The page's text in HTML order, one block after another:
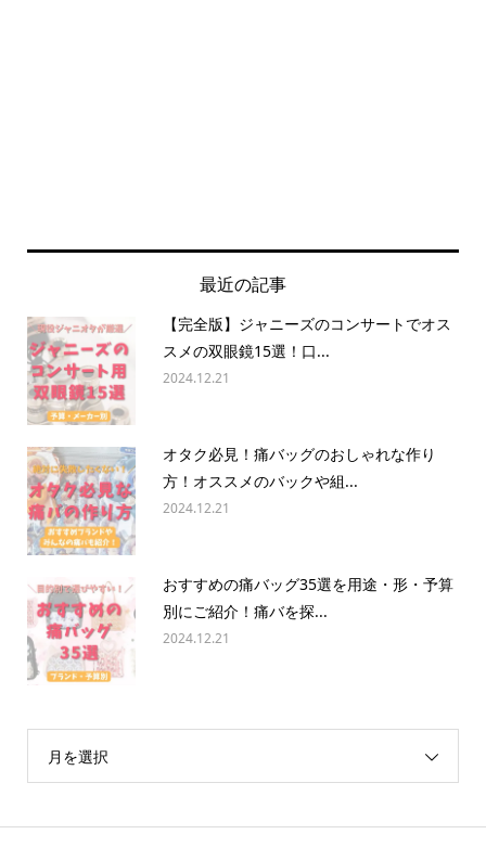
最近の記事
【完全版】ジャニーズのコンサートでオス
スメの双眼鏡15選！口...
2024.12.21
オタク必見！痛バッグのおしゃれな作り
方！オススメのバックや組...
2024.12.21
おすすめの痛バッグ35選を用途・形・予算
別にご紹介！痛バを探...
2024.12.21
月を選択